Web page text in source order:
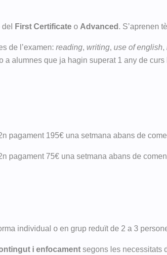
First Certificate o Advanced . S’aprenen
de l’examen: reading, writing, use of english,
alumnes que ja hagin superat 1 any de
pagament 195€ una setmana abans de
pagament 75€ una setmana abans de
individual o en grup reduït de 2 a 3
i enfocament segons les necessitats